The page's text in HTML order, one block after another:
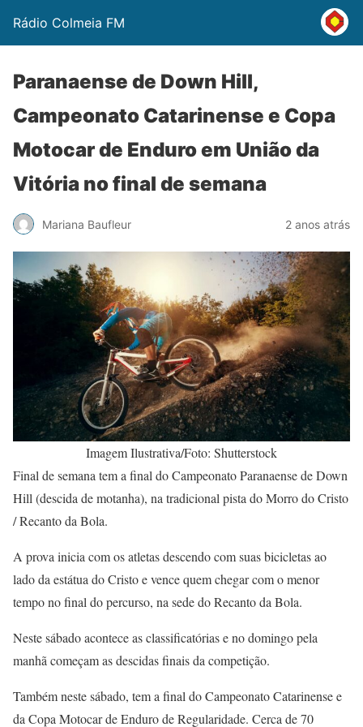
Rádio Colmeia FM
Paranaense de Down Hill,
Campeonato Catarinense e Copa
Motocar de Enduro em União da
Vitória no final de semana
Mariana Baufleur 2 anos atrás
Imagem Ilustrativa/Foto: Shutterstock
Final de semana tem a final do Campeonato Paranaense de Down
Hill (descida de motanha), na tradicional pista do Morro do Cristo
/ Recanto da Bola.
A prova inicia com os atletas descendo com suas bicicletas ao
lado da estátua do Cristo e vence quem chegar com o menor
tempo no final do percurso, na sede do Recanto da Bola.
Neste sábado acontece as classificatórias e no domingo pela
manhã começam as descidas finais da competição.
Também neste sábado, tem a final do Campeonato Catarinense e
da Copa Motocar de Enduro de Regularidade. Cerca de 70